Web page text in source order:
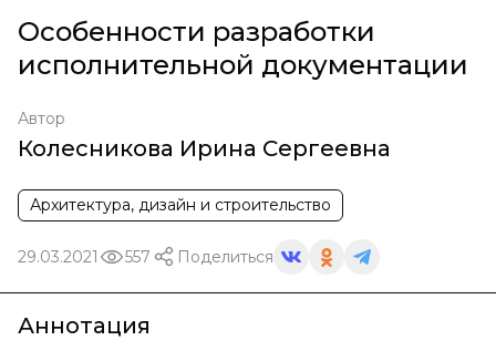
Особенности разработки
исполнительной документации
Автор
Колесникова Ирина Сергеевна
Архитектура, дизайн и строительство
29.03.2021 557 Поделиться
Аннотация